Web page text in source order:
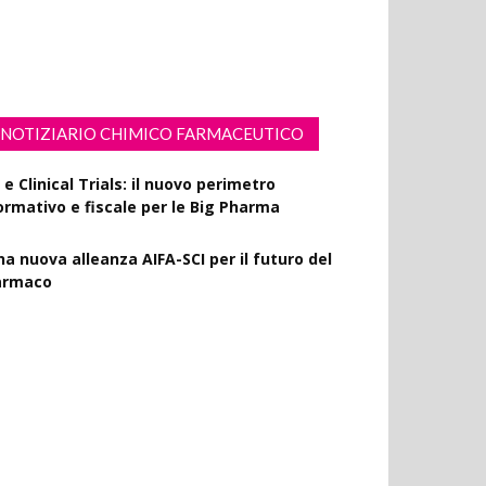
NOTIZIARIO CHIMICO FARMACEUTICO
e Clinical Trials: il nuovo perimetro
e fiscale per le Big Pharma
nuova alleanza AIFA-SCI per il futuro del